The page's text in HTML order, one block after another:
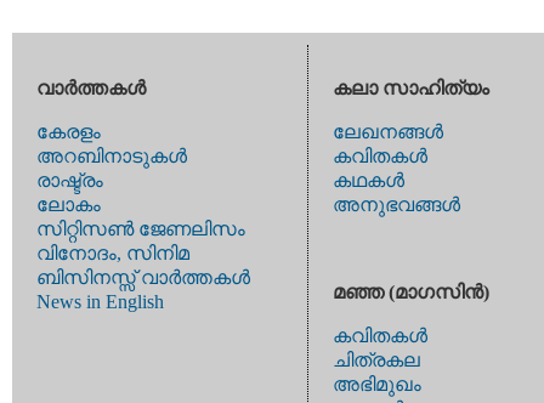
വാര്‍ത്തകള്‍
കേരളം
അറബിനാടുകള്‍
രാഷ്ട്രം
ലോകം
സിറ്റിസണ്‍ ജേണലിസം
വിനോദം, സിനിമ
ബിസിനസ്സ് വാര്‍ത്തകള്‍
News in English
കലാ സാഹിത്യം
ലേഖനങ്ങള്‍
കവിതകള്‍
കഥകള്‍
അനുഭവങ്ങള്‍
മഞ്ഞ (മാഗസിന്‍)
കവിതകള്‍
ചിത്രകല
അഭിമുഖം